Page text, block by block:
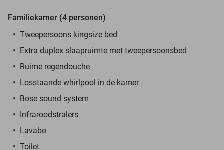
Familiekamer (4 personen)
Tweepersoons kingsize bed
Extra duplex slaapruimte met tweepersoonsbed
Ruime regendouche
Losstaande whirlpool in de kamer
Bose sound system
Infraroodstralers
Lavabo
Toilet